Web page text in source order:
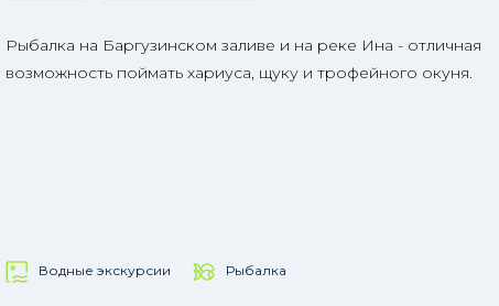
Рыбалка на Баргузинском заливе и на реке Ина - отличная
возможность поймать хариуса, щуку и трофейного окуня.
Водные экскурсии Рыбалка